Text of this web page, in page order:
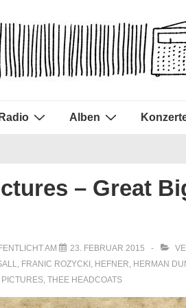
Radio Alben
– Great
AM 23. FEBRUAR 2015
, FRANIC ROZYCKI , HEFNER, HERMAN
PICTURES,THEE HEADCOATS